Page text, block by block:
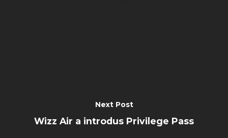
Next Post
Wizz Air a introdus Privilege Pass